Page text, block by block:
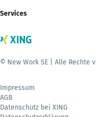
Services
© New Work SE | Alle Rechte
Impressum
AGB
Datenschutz bei XING